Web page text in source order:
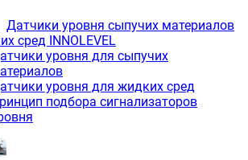
Датчики уровня сыпучих материалов
сред INNOLEVEL
уровня для сыпучих
уровня для жидких сред
подбора сигнализаторов